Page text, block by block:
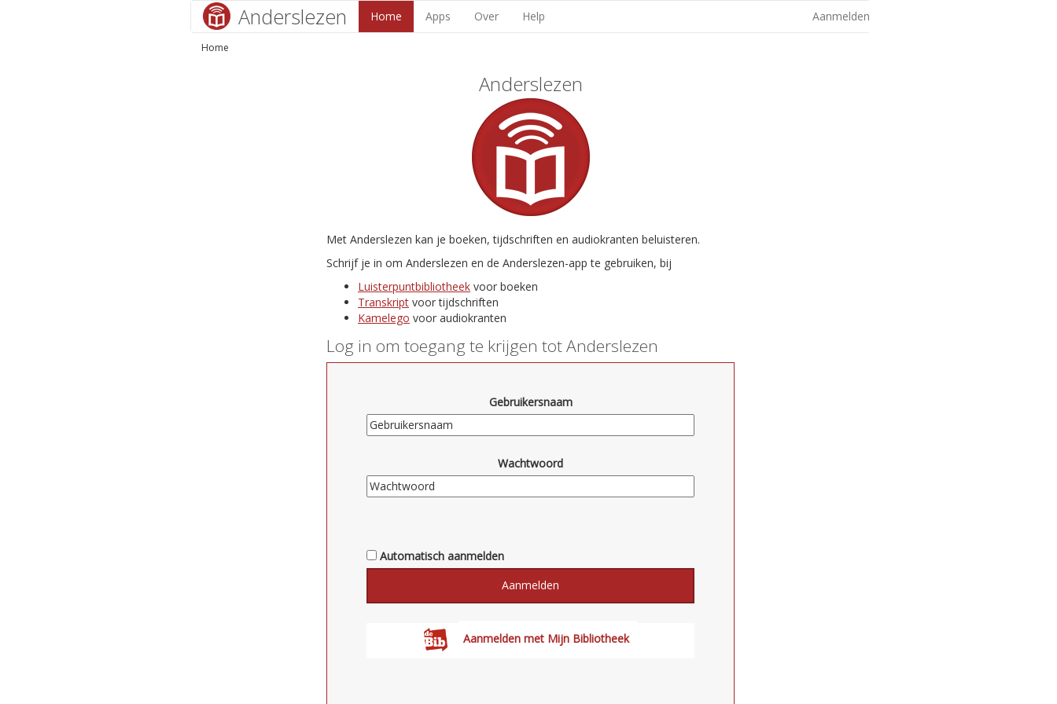
Anderslezen Home Apps Over Help Aanmelden
Home
Anderslezen
Met Anderslezen kan je boeken, tijdschriften en audiokranten beluisteren.
Schrijf je in om Anderslezen en de Anderslezen-app te gebruiken, bij
Luisterpuntbibliotheek voor boeken
Transkript voor tijdschriften
Kamelego voor audiokranten
Log in om toegang te krijgen tot Anderslezen
Gebruikersnaam
Wachtwoord
Automatisch aanmelden